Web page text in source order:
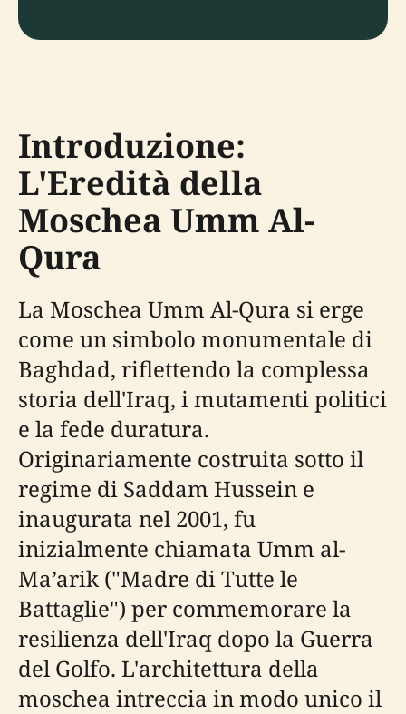
Introduzione:
L'Eredità della
Moschea Umm Al-
Qura
La Moschea Umm Al-Qura si erge
come un simbolo monumentale di
Baghdad, riflettendo la complessa
storia dell'Iraq, i mutamenti politici
e la fede duratura.
Originariamente costruita sotto il
regime di Saddam Hussein e
inaugurata nel 2001, fu
inizialmente chiamata Umm al-
Ma’arik ("Madre di Tutte le
Battaglie") per commemorare la
resilienza dell'Iraq dopo la Guerra
del Golfo. L'architettura della
moschea intreccia in modo unico il